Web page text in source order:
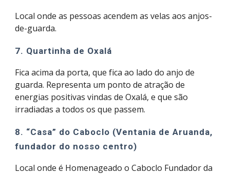
Local onde as pessoas acendem as velas aos anjos-
de-guarda.
7. Quartinha de Oxalá
Fica acima da porta, que fica ao lado do anjo de
guarda. Representa um ponto de atração de
energias positivas vindas de Oxalá, e que são
irradiadas a todos os que passem.
8. “Casa” do Caboclo (Ventania de Aruanda,
fundador do nosso centro)
Local onde é Homenageado o Caboclo Fundador da